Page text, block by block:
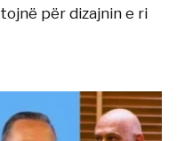
për dizajnin e ri